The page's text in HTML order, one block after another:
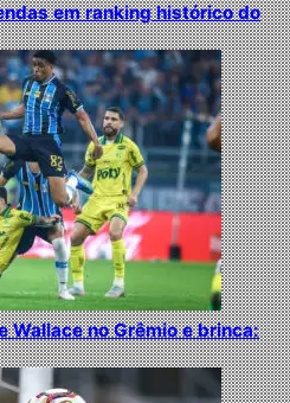
em ranking histórico do
Wallace no Grêmio e brinca: